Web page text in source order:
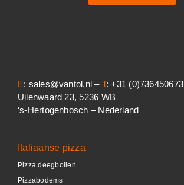
Italiaanse pizza
Pizza deegbollen
Pizzabodems
E: sales@vantol.nl – T: +31 (0)736450673
Uilenwaard 23, 5236 WB
‘s-Hertogenbosch – Nederland